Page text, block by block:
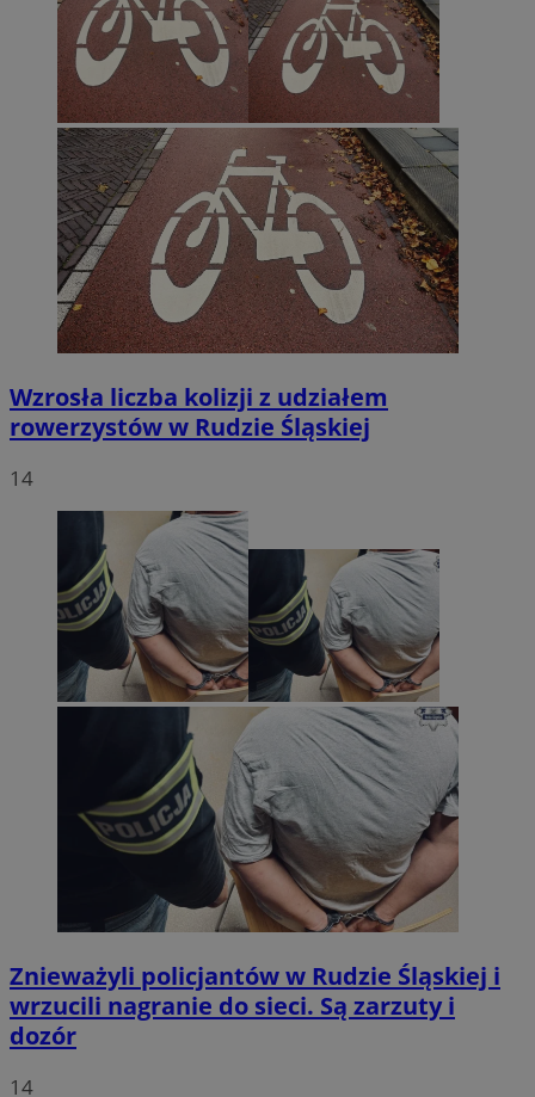
Wzrosła liczba kolizji z udziałem
rowerzystów w Rudzie Śląskiej
14
Znieważyli policjantów w Rudzie Śląskiej i
wrzucili nagranie do sieci. Są zarzuty i
dozór
14